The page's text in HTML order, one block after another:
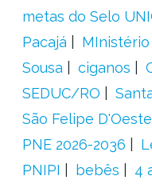
metas do Selo
Pacajá
Sousa
ciganos
SEDUC/RO
São Felipe D'Oeste
PNE 2026-2036
PNIPI
bebês 4